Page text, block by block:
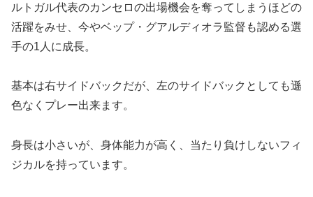
ルトガル代表のカンセロの出場機会を奪ってしまうほどの
活躍をみせ、今やベップ・グアルディオラ監督も認める選
手の1人に成長。
基本は右サイドバックだが、左のサイドバックとしても遜
色なくプレー出来ます。
身長は小さいが、身体能力が高く、当たり負けしないフィ
ジカルを持っています。